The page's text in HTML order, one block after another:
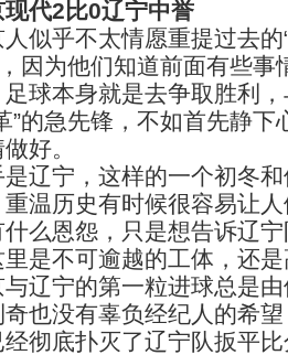
现代2比0辽宁中誉
乎不太情愿重提过去的“
因为他们知道前面有些事
球本身就是去争取胜利
”的急先锋，不如首先静下
好。
宁，这样的一个初冬和
重温历史有时候很容易让
么恩怨，只是想告诉辽
是不可逾越的工体，还
辽宁的第一粒进球总是
奇也没有辜负经纪人的希
经彻底扑灭了辽宁队扳平